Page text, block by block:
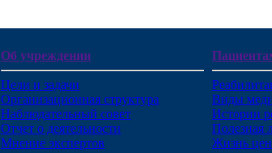
Об учреждении
Цели и задачи
Организационная структура
Наблюдательный совет
Отчет о деятельности
Мнение экспертов
Виды
Истории
Полезная
Жизнь